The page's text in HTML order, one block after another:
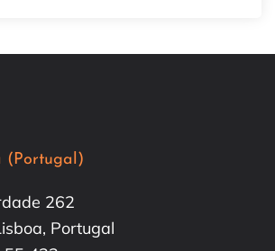
(Portugal)
262
Portugal